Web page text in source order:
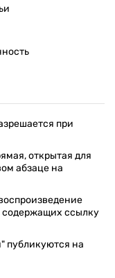
при
открытая для
абзаце на
содержащих ссылку
публикуются на